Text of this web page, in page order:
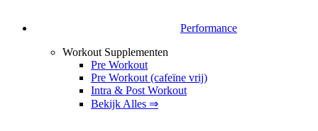
Performance
Workout Supplementen
Pre Workout
Pre Workout (cafeïne vrij)
Intra & Post Workout
Bekijk Alles ⇒